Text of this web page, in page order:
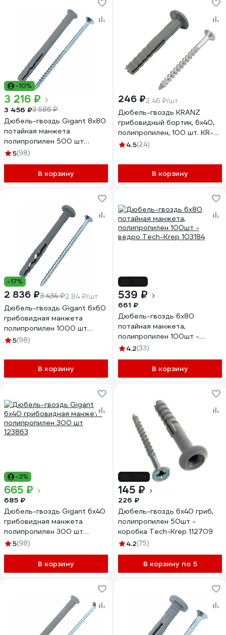
-10%
3 216 ₽
3 456 ₽3 586 ₽
Дюбель-гвоздь Gigant 8x80
потайная манжета
полипропилен 500 шт
123860
5(98)
В корзину
246 ₽2.46 ₽/шт
Дюбель-гвоздь KRANZ
грибовидный бортик, 6x40,
полипропилен, 100 шт. KR-
02-3621-001
4.5(24)
В корзину
-17%
2 836 ₽3 434 ₽2.84 ₽/шт
Дюбель-гвоздь Gigant 6x60
грибовидная манжета
полипропилен 1000 шт
123857
5(98)
В корзину
539 ₽
661 ₽
Дюбель-гвоздь 6х80
потайная манжета,
полипропилен 100шт -
ведро Tech-Krep 103184
4.2(33)
В корзину
-3%
665 ₽
685 ₽
Дюбель-гвоздь Gigant 6x40
грибовидная манжета
полипропилен 300 шт
123863
5(98)
В корзину
145 ₽
226 ₽
Дюбель-гвоздь 6х40 гриб,
полипропилен 50шт -
коробка Tech-Krep 112709
4.2(75)
В корзину по 5